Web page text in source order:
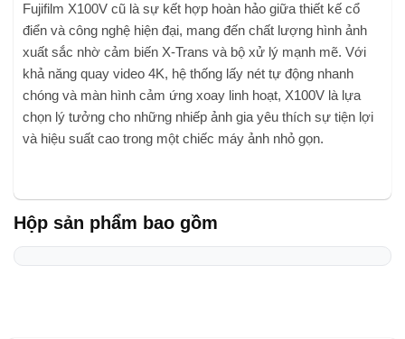
Fujifilm X100V cũ là sự kết hợp hoàn hảo giữa thiết kế cổ
điển và công nghệ hiện đại, mang đến chất lượng hình ảnh
xuất sắc nhờ cảm biến X-Trans và bộ xử lý mạnh mẽ. Với
khả năng quay video 4K, hệ thống lấy nét tự động nhanh
chóng và màn hình cảm ứng xoay linh hoạt, X100V là lựa
chọn lý tưởng cho những nhiếp ảnh gia yêu thích sự tiện lợi
và hiệu suất cao trong một chiếc máy ảnh nhỏ gọn.
Hộp sản phẩm bao gồm